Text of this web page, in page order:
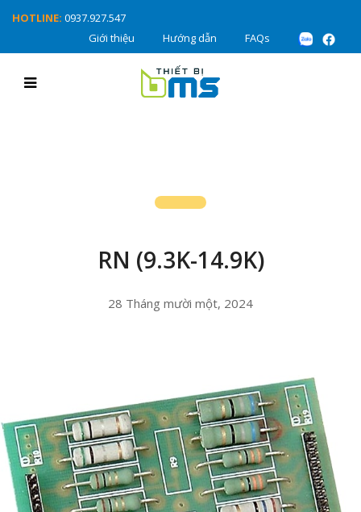
HOTLINE: 0937.927.547
Giới thiệu
Hướng dẫn FAQs
RN (9.3K-14.9K)
28 Tháng mười một, 2024